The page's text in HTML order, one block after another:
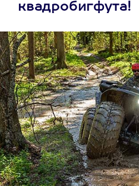
квадробигфута!